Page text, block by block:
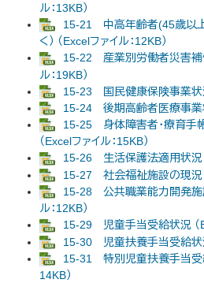
ル：13KB）
15-21 中高年齢者(45歳以上
く） （Excelファイル：12KB）
15-22 産業別労働者災害補
ル：19KB）
15-23 国民健康保険事業状況
15-24 後期高齢者医療事業状
15-25 身体障害者・療育手
（Excelファイル：15KB）
15-26 生活保護法適用状況
15-27 社会福祉施設の現況
15-28 公共職業能力開発施
ル：12KB）
15-29 児童手当受給状況 （
15-30 児童扶養手当受給状況
15-31 特別児童扶養手当受
14KB）